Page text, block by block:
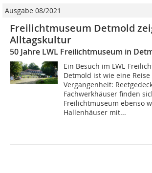
Ausgabe 08/2021
Freilichtmuseum Detmold
Alltagskultur
50 Jahre LWL Freilichtmuseum in
Ein Besuch im LWL-
Detmold ist wie eine
Vergangenheit:
Fachwerkhäuser finden
Freilichtmuseum ebenso
Hallenhäuser mit...